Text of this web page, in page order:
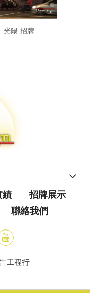
光陽 招牌
績
招牌展示
聯絡我們
工程行